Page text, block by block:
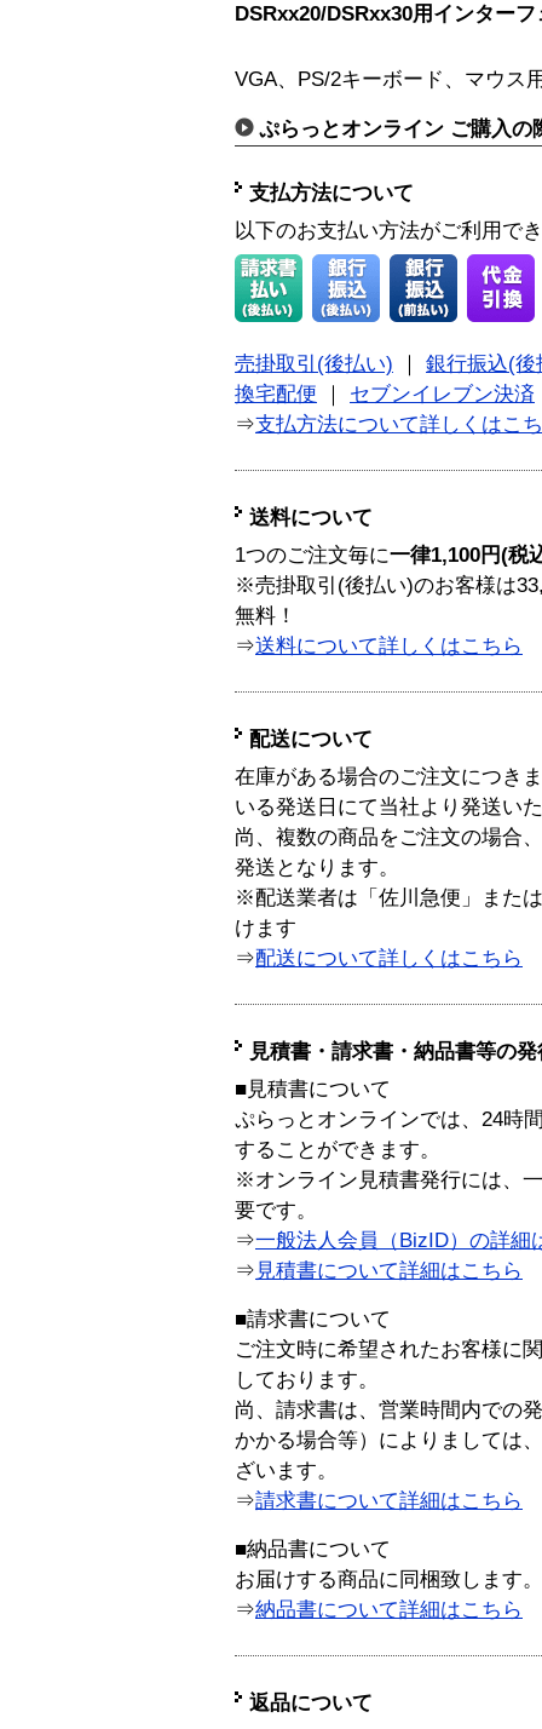
DSRxx20/DSRxx30用インター
VGA、PS/2キーボード、マウス
ぷらっとオンライン ご購入の
支払方法について
以下のお支払い方法がご利用で
売掛取引(後払い)
銀行振込(後
換宅配便
セブンイレブン決済
⇒支払方法について詳しくはこ
送料について
1つのご注文毎に一律1,100円(税
※売掛取引(後払い)のお客様は
無料！
⇒送料について詳しくはこちら
配送について
在庫がある場合のご注文につき
いる発送日にて当社より発送い
尚、複数の商品をご注文の場合
発送となります。
※配送業者は「佐川急便」また
けます
⇒配送について詳しくはこちら
見積書・請求書・納品書等の
■見積書について
ぷらっとオンラインでは、24時
することができます。
※オンライン見積書発行には、
要です。
⇒一般法人会員（BizID）の詳細
⇒ 見積書について詳細はこちら
■請求書について
ご注文時に希望されたお客様に
しております。
尚、請求書は、営業時間内での
かかる場合等）によりましては
ざいます。
⇒請求書について詳細はこちら
■納品書について
お届けする商品に同梱致します。
⇒納品書について詳細はこちら
返品について